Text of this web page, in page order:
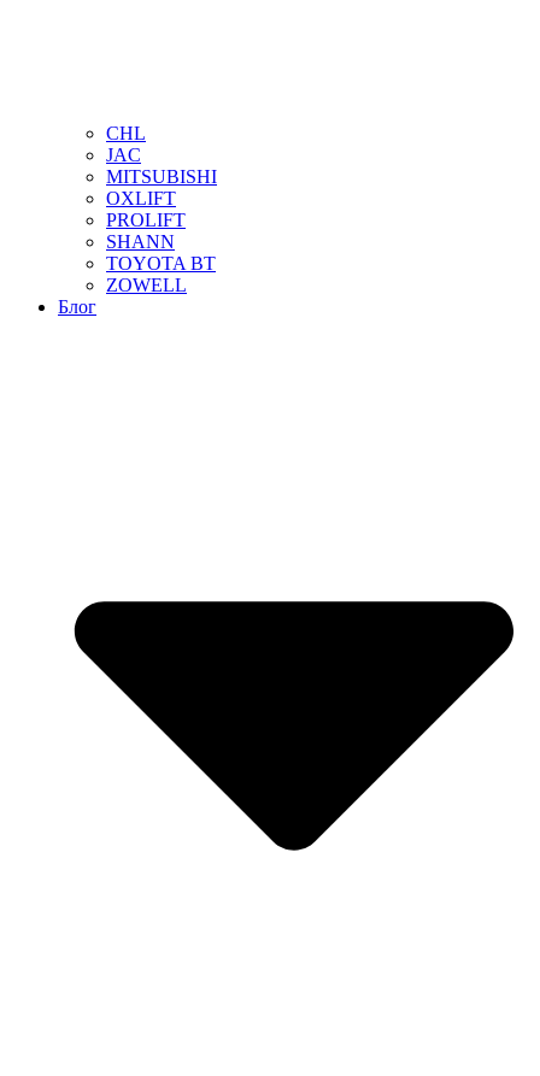
CHL
JAC
MITSUBISHI
OXLIFT
PROLIFT
SHANN
TOYOTA BT
ZOWELL
Блог